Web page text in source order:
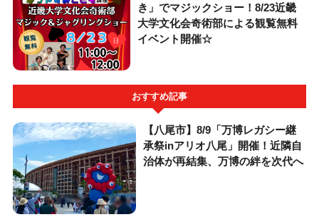
き」でマジックショー！8/23近畿
大学文化会奇術部による観覧無料
イベント開催☆
おすすめ記事
【八尾市】8/9「万博レガシー継
承祭inアリオ八尾」開催！近隣自
治体が再結集、万博の絆を次代へ